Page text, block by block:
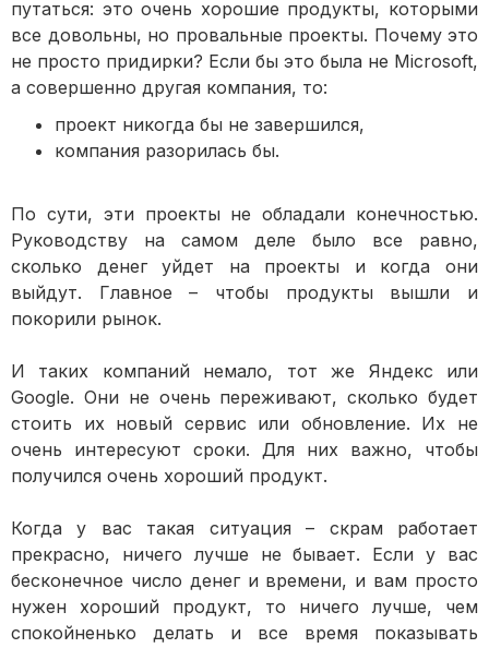
путаться: это очень хорошие продукты, которыми
все довольны, но провальные проекты. Почему это
не просто придирки? Если бы это была не Microsoft,
а совершенно другая компания, то:
проект никогда бы не завершился,
компания разорилась бы.
По сути, эти проекты не обладали конечностью.
Руководству на самом деле было все равно,
сколько денег уйдет на проекты и когда они
выйдут. Главное – чтобы продукты вышли и
покорили рынок.
И таких компаний немало, тот же Яндекс или
Google. Они не очень переживают, сколько будет
стоить их новый сервис или обновление. Их не
очень интересуют сроки. Для них важно, чтобы
получился очень хороший продукт.
Когда у вас такая ситуация – скрам работает
прекрасно, ничего лучше не бывает. Если у вас
бесконечное число денег и времени, и вам просто
нужен хороший продукт, то ничего лучше, чем
спокойненько делать и все время показывать